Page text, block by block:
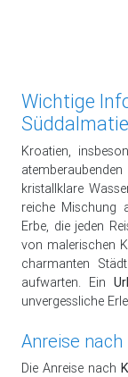
Wichtige
Kroatien,
kristallklare
reiche Mischung
Erbe, die jeden
von malerischen
charmanten
aufwarten. Ein
unvergessliche
Anreise
Die Anreise nach